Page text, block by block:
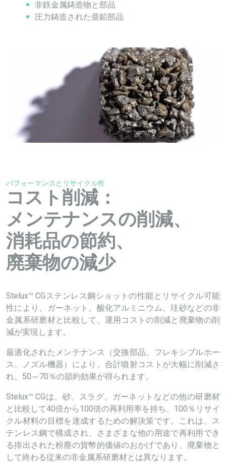
非鉄金属鋳造物と部品
圧力鋳造された亜鉛部品
コスト削減：
メンテナンスの削減、
消耗品の節約、
廃棄物の減少
パフォーマンスとリサイクル性
Stelux™ CGステンレス鋼ショットの性能とリサイクル可能
性により、ガーネット、酸化アルミニウム、珪砂などの非
金属系研磨材と比較して、運用コストの削減と廃棄物の削
減が実現します。
最適化されたメンテナンス（交換部品、フレキシブルホー
ス、ノズル機器）により、合計噴射コストが大幅に削減さ
れ、50～70％の節約効果が得られます。
Stelux™ CGは、砂、スラグ、ガーネットなどの他の研磨材
と比較して40倍から100倍の再利用率を持ち、100％リサイ
クル材料の目標を達成するための解決策です。これは、ス
テンレス鋼で構成され、さまざまな他の用途で再利用でき
る排出された粉塵の貨幣的価値のおかげであり、廃棄物と
して終わる従来の非金属系研磨材とは異なります。